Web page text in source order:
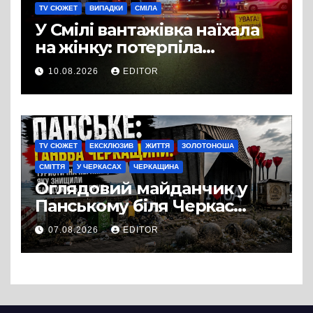
TV СЮЖЕТ ВИПАДКИ СМІЛА
У Смілі вантажівка наїхала
на жінку: потерпіла
померла в лікарні
10.08.2026 EDITOR
TV СЮЖЕТ ЕКСКЛЮЗИВ ЖИТТЯ ЗОЛОТОНОША
СМІТТЯ У ЧЕРКАСАХ ЧЕРКАЩИНА
Оглядовий майданчик у
Панському біля Черкас
перетворився на занедбане
сміттєзвалище
07.08.2026 EDITOR